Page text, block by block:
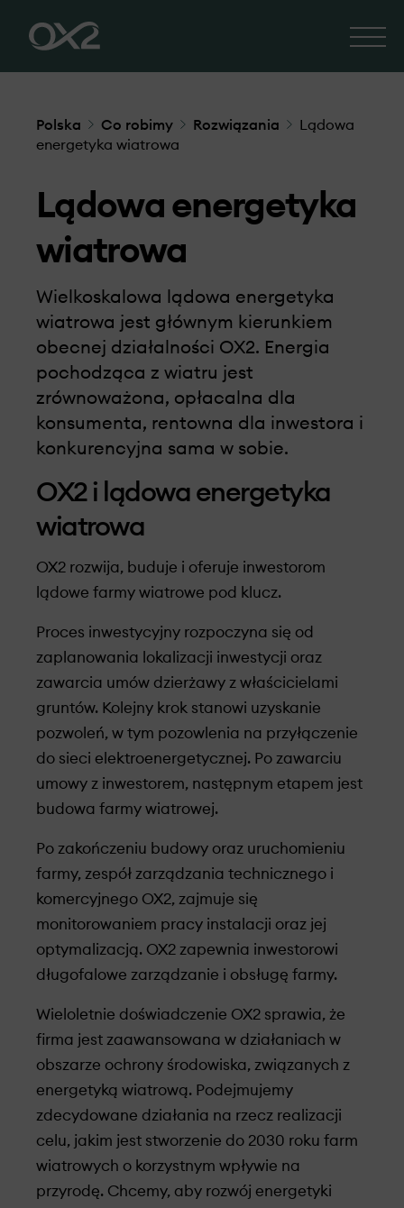
Polska Co robimy Rozwiązania
Lądowa
energetyka wiatrowa
Lądowa energetyka
wiatrowa
Wielkoskalowa lądowa energetyka
wiatrowa jest głównym kierunkiem
obecnej działalności OX2. Energia
pochodząca z wiatru jest
zrównoważona, opłacalna dla
konsumenta, rentowna dla inwestora i
konkurencyjna sama w sobie.
OX2 i lądowa energetyka
wiatrowa
OX2 rozwija, buduje i oferuje inwestorom
lądowe farmy wiatrowe pod klucz.
Proces inwestycyjny rozpoczyna się od
zaplanowania lokalizacji inwestycji oraz
zawarcia umów dzierżawy z właścicielami
gruntów. Kolejny krok stanowi uzyskanie
pozwoleń, w tym pozowlenia na przyłączenie
do sieci elektroenergetycznej. Po zawarciu
umowy z inwestorem, następnym etapem jest
budowa farmy wiatrowej.
Po zakończeniu budowy oraz uruchomieniu
farmy, zespół zarządzania technicznego i
komercyjnego OX2, zajmuje się
monitorowaniem pracy instalacji oraz jej
optymalizacją. OX2 zapewnia inwestorowi
długofalowe zarządzanie i obsługę farmy.
Wieloletnie doświadczenie OX2 sprawia, że
firma jest zaawansowana w działaniach w
obszarze ochrony środowiska, związanych z
energetyką wiatrową. Podejmujemy
zdecydowane działania na rzecz realizacji
celu, jakim jest stworzenie do 2030 roku farm
wiatrowych o korzystnym wpływie na
przyrodę. Chcemy, aby rozwój energetyki